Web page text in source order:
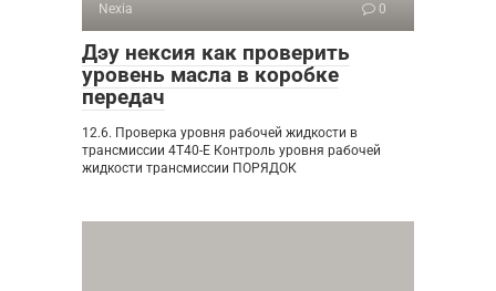
Nexia 0
Дэу нексия как проверить
уровень масла в коробке
передач
12.6. Проверка уровня рабочей жидкости в
трансмиссии 4Т40-Е Контроль уровня рабочей
жидкости трансмиссии ПОРЯДОК